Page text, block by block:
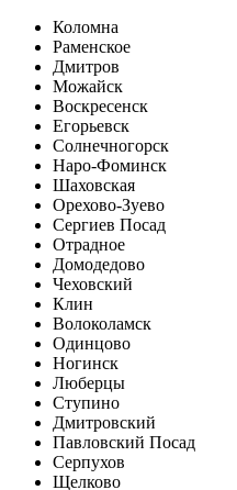
Коломна
Раменское
Дмитров
Можайск
Воскресенск
Егорьевск
Солнечногорск
Наро-Фоминск
Шаховская
Орехово-Зуево
Сергиев Посад
Отрадное
Домодедово
Чеховский
Клин
Волоколамск
Одинцово
Ногинск
Люберцы
Ступино
Дмитровский
Павловский Посад
Серпухов
Щелково